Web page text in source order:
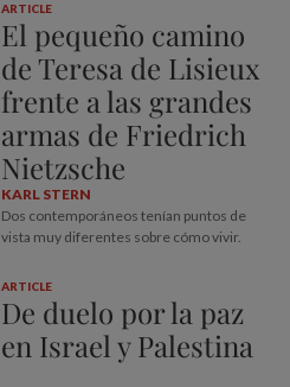
ARTICLE
El pequeño camino
de Teresa de Lisieux
frente a las grandes
armas de Friedrich
Nietzsche
KARL STERN
Dos contemporáneos tenían puntos de
vista muy diferentes sobre cómo vivir.
ARTICLE
De duelo por la paz
en Israel y Palestina